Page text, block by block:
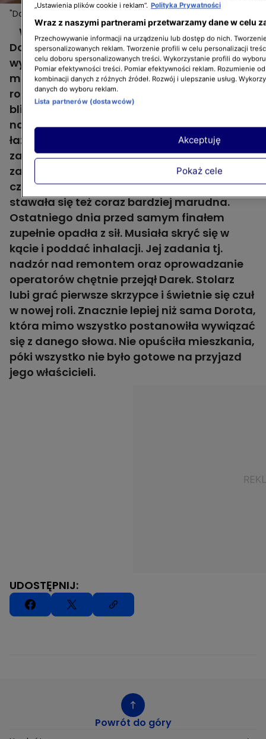
"Dorota inspiruje": zapalenie płuc i gorączka. Nic nie
powstrzyma Doroty przed pilnowaniem swojej ekipy!
W 6. odcinku programu "Dorota inspiruje"
Dorota Szelągowska obiecała
wyremontować łazienkę młodego
małżeństwa - Kai i Damiana. Rodzice 1,5-
rocznej Gabrysi oczekują narodzin
bliźniaków, więc zależało im na jak
najszybszym zakończeniu rewolucji w
łazience. Nasza prowadząca nie chciała ich
zawieść i kontynuowała remont mimo
zapalenia oskrzeli. Z godziny na godzinę
czuła się coraz gorzej i w konsekwencji
stawała się też coraz bardziej marudna.
Ostatniego dnia przed samym finałem
zupełnie opadła z sił. Musiała skryć się w
kącie i poddać inhalacji. Jej zadania tj.
nadzór nad remontem oraz oprowadzanie
operatorów chętnie przejął Darek. Stolarz
lubi grać pierwsze skrzypce i świetnie się czuł
w nowej roli. Znacznie lepiej niż sama Dorota,
która mimo wszystko postanowiła wywiązać
się z danego słowa. Nie opuściła mieszkania,
póki wszystko nie było gotowe na przyjazd
jego właścicieli.
UDOSTĘPNIJ:
Powrót do góry
„Ustawienia plików cookie i reklam”. Polityka Prywatności
Wraz z naszymi partnerami przetwarzamy dane w celu
Przechowywanie informacji na urządzeniu lub dostęp do nich.
spersonalizowanych reklam. Tworzenie profili w celu personalizacji
celu doboru spersonalizowanych treści. Wykorzystanie profili do
Pomiar efektywności treści. Pomiar efektywności reklam. Rozumienie
kombinacji danych z różnych źródeł. Rozwój i ulepszanie usług.
danych do wyboru reklam.
Lista partnerów (dostawców)
Pokaż cele
Akceptuję